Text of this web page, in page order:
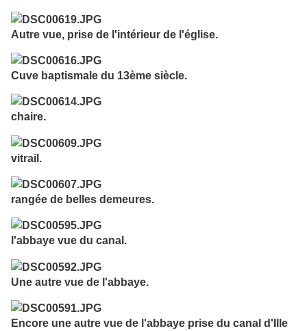
Autre vue, prise de l'intérieur de l'église.
Cuve baptismale du 13ème siècle.
chaire.
vitrail.
rangée de belles demeures.
l'abbaye vue du canal.
Une autre vue de l'abbaye.
Encore une autre vue de l'abbaye prise du canal d'Ille